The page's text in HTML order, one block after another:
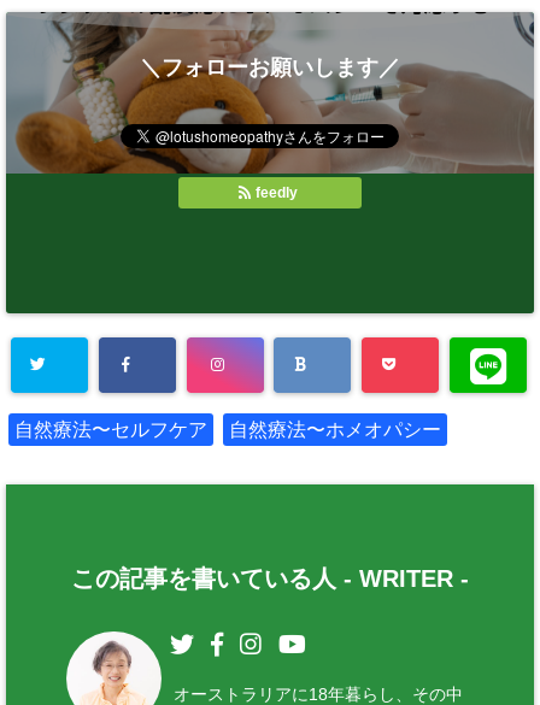
＼フォローお願いします／
feedly
自然療法〜セルフケア 自然療法〜ホメオパシー
この記事を書いている人 - WRITER -
オーストラリアに18年暮らし、その中